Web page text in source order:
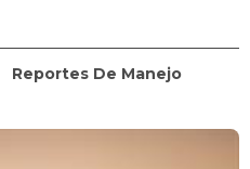
Reportes De Manejo